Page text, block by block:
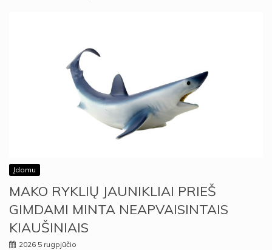
Įdomu
MAKO RYKLIŲ JAUNIKLIAI PRIEŠ
GIMDAMI MINTA NEAPVAISINTAIS
KIAUŠINIAIS
2026 5 rugpjūčio